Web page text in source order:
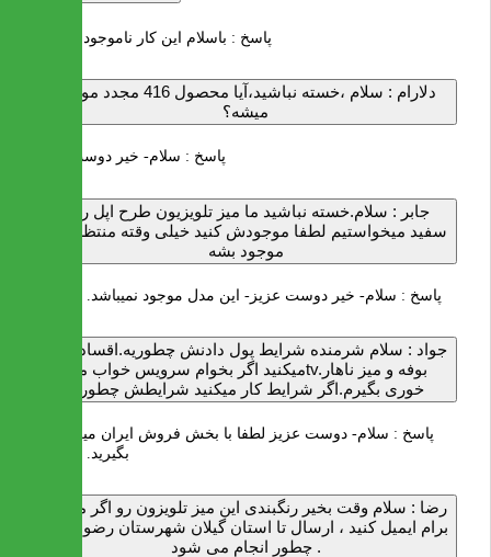
پاسخ : باسلام این کار ناموجود هستش
دلارام :
سلام ،خسته نباشید،آیا محصول 416 مجدد موجود
میشه؟
پاسخ : سلام- خیر دوست عزیز
جابر : سلام.خسته نباشید ما میز تلویزیون طرح اپل رنگ
سفید میخواستیم لطفا موجودش کنید خیلی وقته منتظرم که
موجود بشه
پاسخ : سلام- خیر دوست عزیز- این مدل موجود نمیباشد. با تشکر
جواد : سلام شرمنده شرایط پول دادنش چطوریه.اقسادم کار
میکنید اگر بخوام سرویس خواب میزtv.بوفه و میز ناهار
خوری بگیرم.اگر شرایط کار میکنید شرایطش چطوریه
پاسخ : سلام- دوست عزیز لطفا با بخش فروش ایران میز تماس
بگیرید. با تشکر
رضا : سلام وقت بخیر رنگبندی این میز تلویزون رو اگر ممکنه
برام ایمیل کنید ، ارسال تا استان گیلان شهرستان رضوانشهر
چطور انجام می شود .